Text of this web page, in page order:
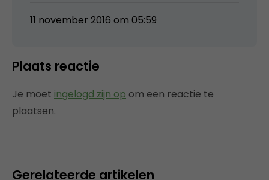
11 november 2016 om 05:59
Plaats reactie
Je moet ingelogd zijn op om een reactie te
plaatsen.
Gerelateerde artikelen